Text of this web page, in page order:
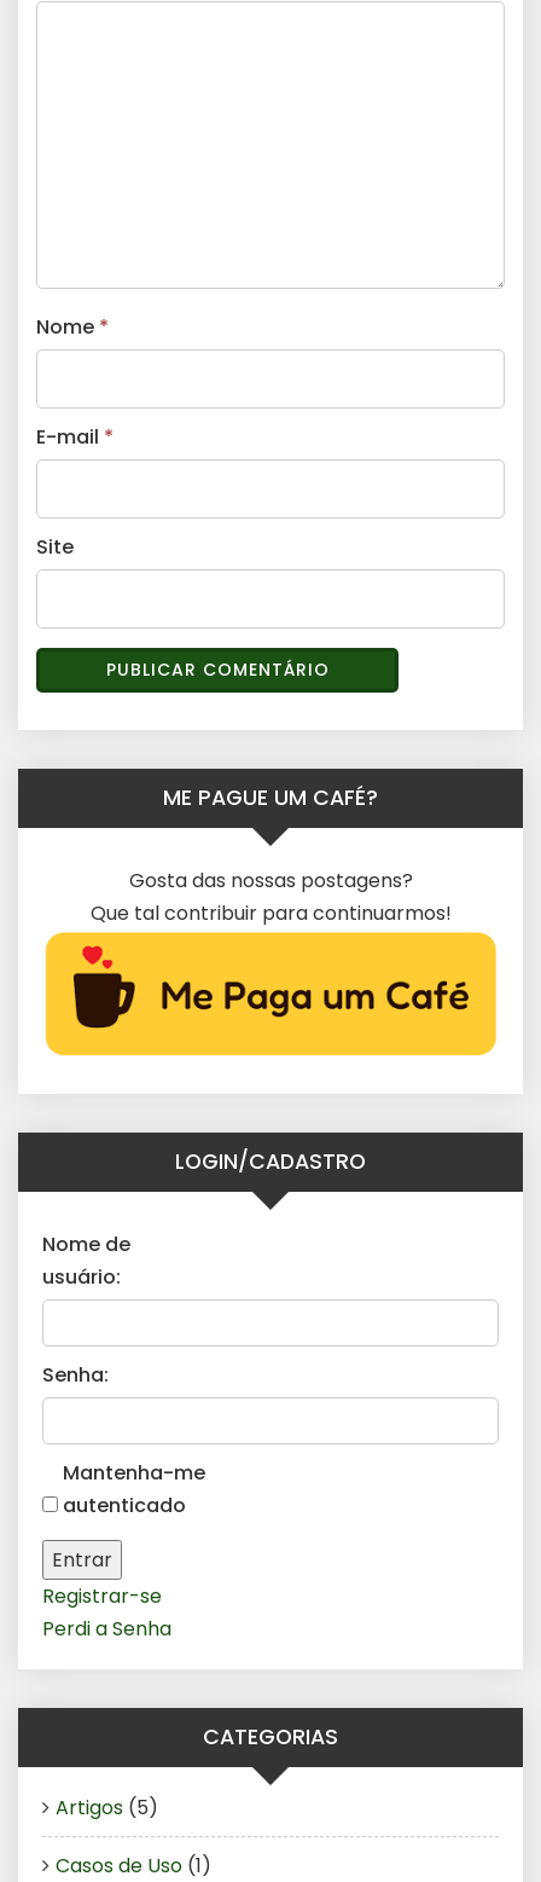
Nome *
E-mail *
Site
ME PAGUE UM CAFÉ?
Gosta das nossas postagens?
Que tal contribuir para continuarmos!
LOGIN/CADASTRO
Nome de
usuário:
Senha:
Mantenha-me
autenticado
Entrar
Registrar-se
Perdi a Senha
CATEGORIAS
Artigos (5)
Casos de Uso (1)